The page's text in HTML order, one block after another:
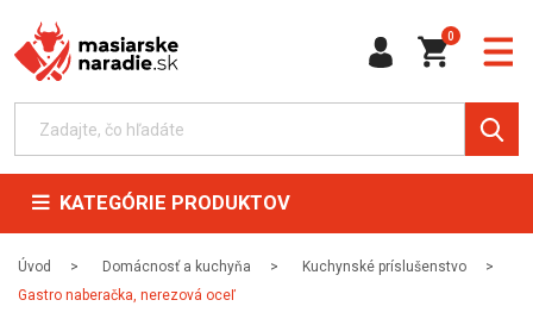
0
KATEGÓRIE PRODUKTOV
Úvod Domácnosť a kuchyňa
Kuchynské príslušenstvo
Gastro naberačka, nerezová oceľ